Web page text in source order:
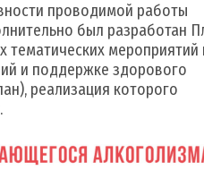
проводимой работы
был разработан
тематических мероприятий
и поддержке здорового
реализация которого